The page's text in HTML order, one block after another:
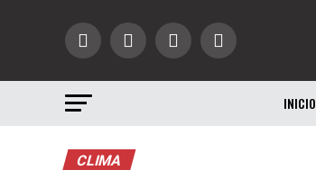
INICIO
CLIMA